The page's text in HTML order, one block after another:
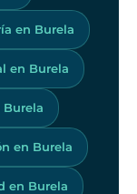
en Burela
en Burela
Burela
en Burela
en Burela